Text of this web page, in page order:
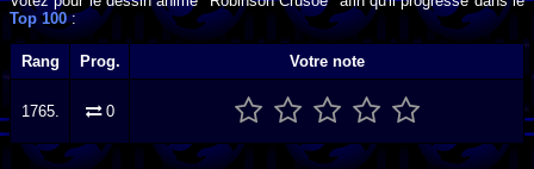
Top 100:
Rang Prog. Votre note
1765. 0